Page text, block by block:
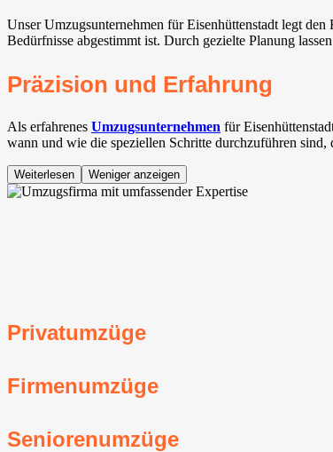
Unser Umzugsunternehmen für Eisenhüttenstadt legt
Bedürfnisse abgestimmt ist. Durch gezielte Planung
Präzision und Erfahrung
Als erfahrenes Umzugsunternehmen für
wann und wie die speziellen Schritte durchzuführen
Weiterlesen Weniger anzeigen
Privatumzüge
Firmenumzüge
Seniorenumzüge